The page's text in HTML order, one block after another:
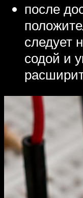
после
следует
содой и